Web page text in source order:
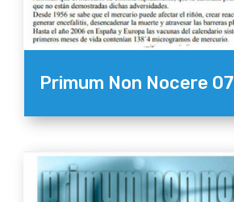
Primum Non Nocere 07